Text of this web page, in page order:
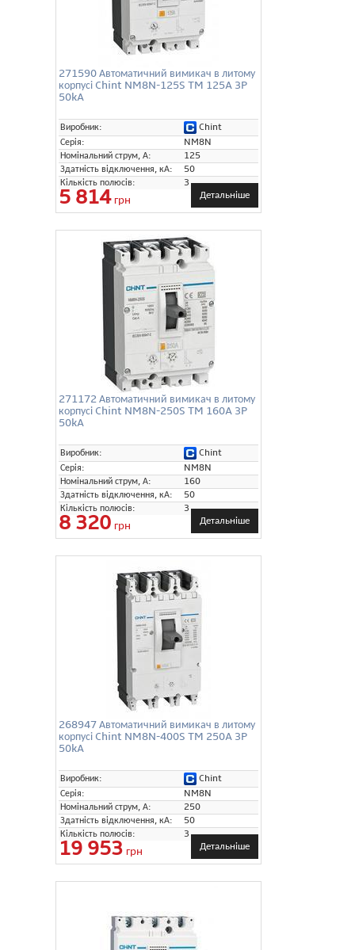
271590 Автоматичний вимикач в литому
корпусі Chint NM8N-125S TM 125A 3P
50kA
Виробник:
Chint
Серія:
NM8N
Номінальний струм, А:
125
Здатність відключення, кА:
50
Кількість полюсів:
3
5 814грн Детальніше
271172 Автоматичний вимикач в литому
корпусі Chint NM8N-250S TM 160A 3P
50kA
Виробник:
Chint
Серія:
NM8N
Номінальний струм, А:
160
Здатність відключення, кА:
50
Кількість полюсів:
3
8 320 грн Детальніше
268947 Автоматичний вимикач в литому
корпусі Chint NM8N-400S TM 250A 3P
50kA
Виробник:
Chint
Серія:
NM8N
Номінальний струм, А:
250
Здатність відключення, кА:
50
Кількість полюсів:
3
19 953 грн Детальніше